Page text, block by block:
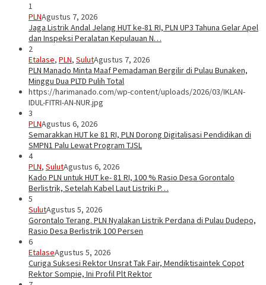
1
PLNAgustus 7, 2026
Jaga Listrik Andal Jelang HUT ke-81 RI, PLN UP3 Tahuna Gelar Apel
dan Inspeksi Peralatan Kepulauan N…
2
Etalase, PLN, SulutAgustus 7, 2026
PLN Manado Minta Maaf Pemadaman Bergilir di Pulau Bunaken,
Minggu Dua PLTD Pulih Total
https://harimanado.com/wp-content/uploads/2026/03/IKLAN-
IDUL-FITRI-AN-NUR.jpg
3
PLNAgustus 6, 2026
Semarakkan HUT ke 81 RI, PLN Dorong Digitalisasi Pendidikan di
SMPN1 Palu Lewat Program TJSL
4
PLN, SulutAgustus 6, 2026
Kado PLN untuk HUT ke- 81 RI, 100 % Rasio Desa Gorontalo
Berlistrik, Setelah Kabel Laut Listriki P…
5
SulutAgustus 5, 2026
Gorontalo Terang. PLN Nyalakan Listrik Perdana di Pulau Dudepo,
Rasio Desa Berlistrik 100 Persen
6
EtalaseAgustus 5, 2026
Curiga Suksesi Rektor Unsrat Tak Fair, Mendiktisaintek Copot
Rektor Sompie, Ini Profil Plt Rektor